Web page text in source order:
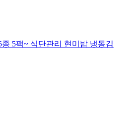
5팩~ 식단관리 현미밥 냉동김